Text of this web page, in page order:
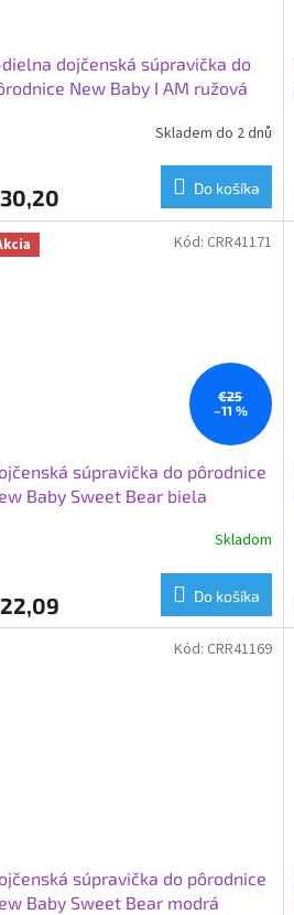
dojčenská súpravička do
New Baby I AM ružová
Skladem do 2 dnů
Do košíka
€25
–11 %
súpravička do pôrodnice
Baby Sweet Bear biela
Skladom
Do košíka
Kód: CRR41171
súpravička do pôrodnice
Baby Sweet Bear modrá
Kód: CRR41169